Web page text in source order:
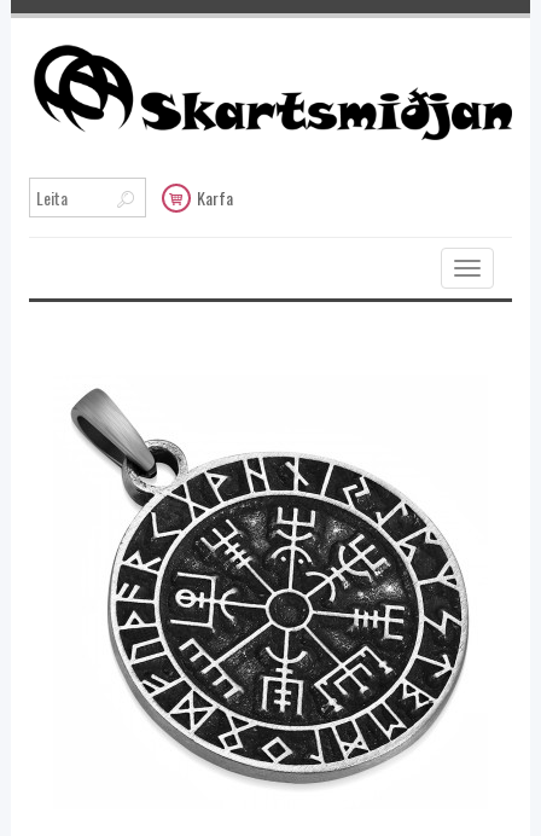
Karfa
Toggle
navigation